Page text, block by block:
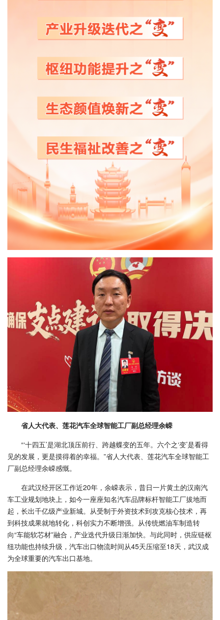
省人大代表、莲花汽车全球智能工厂副总经理余嵘
“‘十四五’是湖北顶压前行、跨越蝶变的五年。六个之‘变’是看得
见的发展，更是摸得着的幸福。”省人大代表、莲花汽车全球智能工
厂副总经理余嵘感慨。
在武汉经开区工作近20年，余嵘表示，昔日一片黄土的汉南汽
车工业规划地块上，如今一座座知名汽车品牌标杆智能工厂拔地而
起，长出千亿级产业新城。从受制于外资技术到攻克核心技术，再
到科技成果就地转化，科创实力不断增强。从传统燃油车制造转
向“车能软芯材”融合，产业迭代升级日渐加快。与此同时，供应链枢
纽功能也持续升级，汽车出口物流时间从45天压缩至18天，武汉成
为全球重要的汽车出口基地。